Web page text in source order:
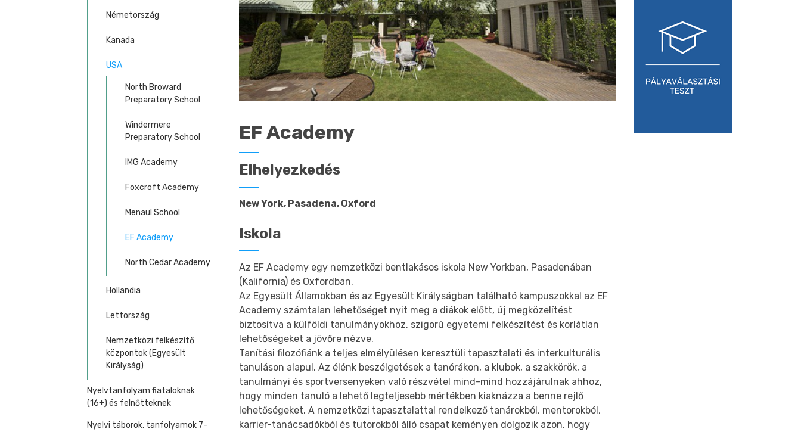
Németország
Kanada
USA
North Broward
Preparatory School
Windermere
Preparatory School
IMG Academy
Foxcroft Academy
Menaul School
EF Academy
North Cedar Academy
Hollandia
Lettország
Nemzetközi felkészítő
központok (Egyesült
Királyság)
Nyelvtanfolyam fiataloknak
(16+) és felnőtteknek
Nyelvi táborok, tanfolyamok 7-
EF Academy
Elhelyezkedés
New York, Pasadena, Oxford
Iskola
Az EF Academy egy nemzetközi bentlakásos iskola New Yorkban, Pasadenában
(Kalifornia) és Oxfordban.
Az Egyesült Államokban és az Egyesült Királyságban található kampuszokkal az EF
Academy számtalan lehetőséget nyit meg a diákok előtt, új megközelítést
biztosítva a külföldi tanulmányokhoz, szigorú egyetemi felkészítést és korlátlan
lehetőségeket a jövőre nézve.
Tanítási filozófiánk a teljes elmélyülésen keresztüli tapasztalati és interkulturális
tanuláson alapul. Az élénk beszélgetések a tanórákon, a klubok, a szakkörök, a
tanulmányi és sportversenyeken való részvétel mind-mind hozzájárulnak ahhoz,
hogy minden tanuló a lehető legteljesebb mértékben kiaknázza a benne rejlő
lehetőségeket. A nemzetközi tapasztalattal rendelkező tanárokból, mentorokból,
karrier-tanácsadókból és tutorokból álló csapat keményen dolgozik azon, hogy